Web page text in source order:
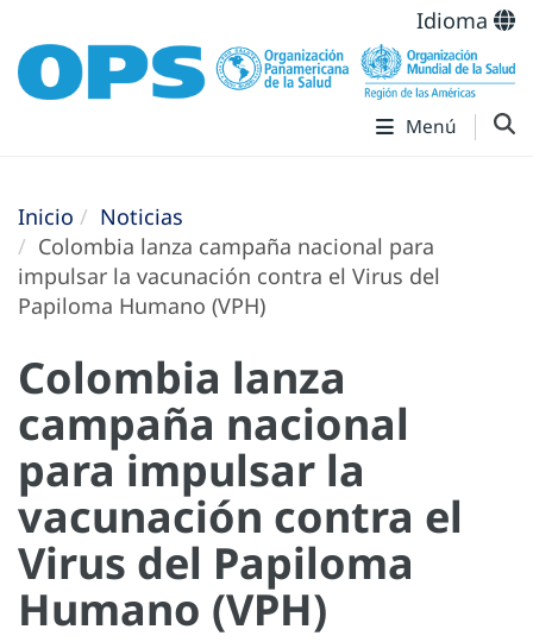
Idioma
Menú
Inicio
Noticias
Colombia lanza campaña nacional para
impulsar la vacunación contra el Virus del
Papiloma Humano (VPH)
Colombia lanza
campaña nacional
para impulsar la
vacunación contra el
Virus del Papiloma
Humano (VPH)